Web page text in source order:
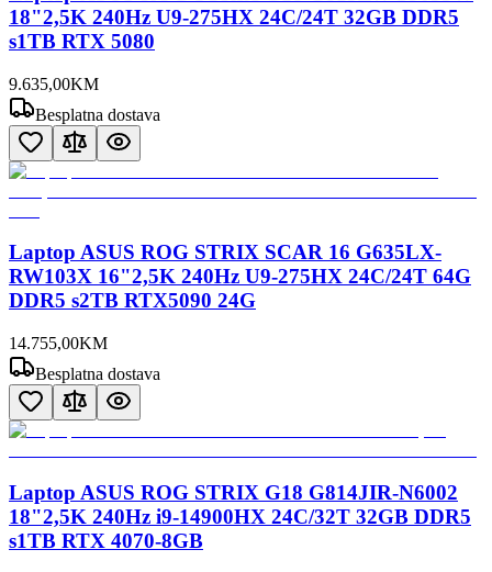
18"2,5K 240Hz U9-275HX 24C/24T 32GB DDR5
s1TB RTX 5080
9.635,00KM
Besplatna dostava
Laptop ASUS ROG STRIX SCAR 16 G635LX-
RW103X 16"2,5K 240Hz U9-275HX 24C/24T 64G
DDR5 s2TB RTX5090 24G
14.755,00KM
Besplatna dostava
Laptop ASUS ROG STRIX G18 G814JIR-N6002
18"2,5K 240Hz i9-14900HX 24C/32T 32GB DDR5
s1TB RTX 4070-8GB